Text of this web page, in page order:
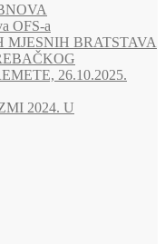
OFS-a
BRATSTAVA
26.10.2025.
2024. U